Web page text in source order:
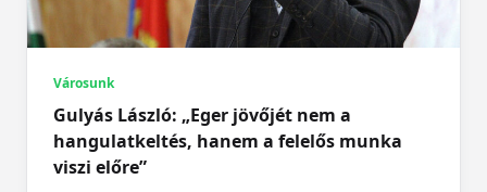
Városunk
Gulyás László: „Eger jövőjét nem a
hangulatkeltés, hanem a felelős munka
viszi előre”